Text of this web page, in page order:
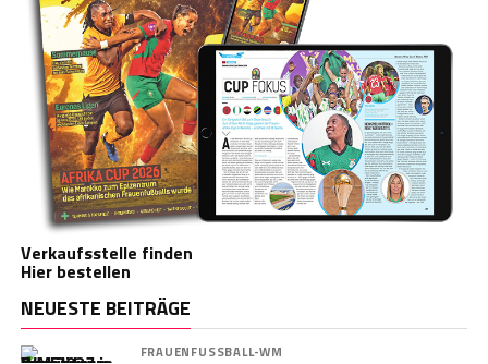
Verkaufsstelle finden
Hier bestellen
NEUESTE BEITRÄGE
FRAUENFUSSBALL-WM